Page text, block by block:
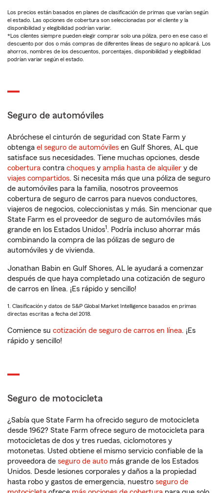
Los precios están basados en planes de clasificación de primas que varían según
el estado. Las opciones de cobertura son seleccionadas por el cliente y la
disponibilidad y elegibilidad podrían variar.
*Los clientes siempre pueden elegir comprar solo una póliza, pero en ese caso el
descuento por dos o más compras de diferentes líneas de seguro no aplicará. Los
ahorros, nombres de los descuentos, porcentajes, disponibilidad y elegibilidad
podrían variar según el estado.
Seguro de automóviles
Abróchese el cinturón de seguridad con State Farm y
obtenga el seguro de automóviles en Gulf Shores, AL que
satisface sus necesidades. Tiene muchas opciones, desde
cobertura contra choques y amplia hasta de alquiler y de
viajes compartidos. Si necesita más que una póliza de seguro
de automóviles para la familia, nosotros proveemos
cobertura de seguro de carros para nuevos conductores,
viajeros de negocios, coleccionistas y más. Sin mencionar que
State Farm es el proveedor de seguro de automóviles más
grande en los Estados Unidos1. Podría incluso ahorrar más
combinando la compra de las pólizas de seguro de
automóviles y de vivienda.
Jonathan Babin en Gulf Shores, AL le ayudará a comenzar
después de que haya completado una cotización de seguro
de carros en línea. ¡Es rápido y sencillo!
1. Clasificación y datos de S&P Global Market Intelligence basados en primas
directas escritas a fecha del 2018.
Comience su cotización de seguro de carros en línea. ¡Es
rápido y sencillo!
Seguro de motocicleta
¿Sabía que State Farm ha ofrecido seguro de motocicleta
desde 1962? State Farm ofrece seguro de motocicleta para
motocicletas de dos y tres ruedas, ciclomotores y
motonetas. Usted obtiene el mismo servicio confiable de la
proveedora de seguro de auto más grande de los Estados
Unidos. Desde lesiones corporales y daños a la propiedad
hasta robo y gastos de emergencia, nuestro seguro de